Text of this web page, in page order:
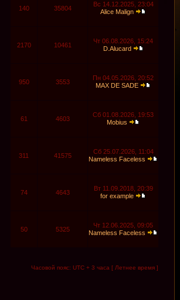
140 35804
Вс 14.12.2025, 23:04
Alice Malign
2170 10461
Чт 06.08.2026, 15:24
D.Alucard
950 3553
Пн 04.05.2026, 20:52
MAX DE SADE
61 4603
Сб 01.08.2026, 19:53
Mobius
311 41575
Сб 25.07.2026, 11:04
Nameless Faceless
74 4643
Вт 11.09.2018, 20:39
for example
50 5325
Чт 12.06.2025, 09:05
Nameless Faceless
Часовой пояс: UTC + 3 часа [ Летнее время ]